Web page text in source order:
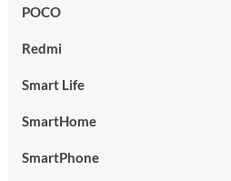
POCO
Redmi
Smart Life
SmartHome
SmartPhone